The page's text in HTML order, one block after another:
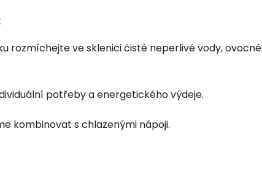
rozmíchejte ve sklenici čisté neperlivé vody,
potřeby a energetického výdeje.
kombinovat s chlazenými nápoji.